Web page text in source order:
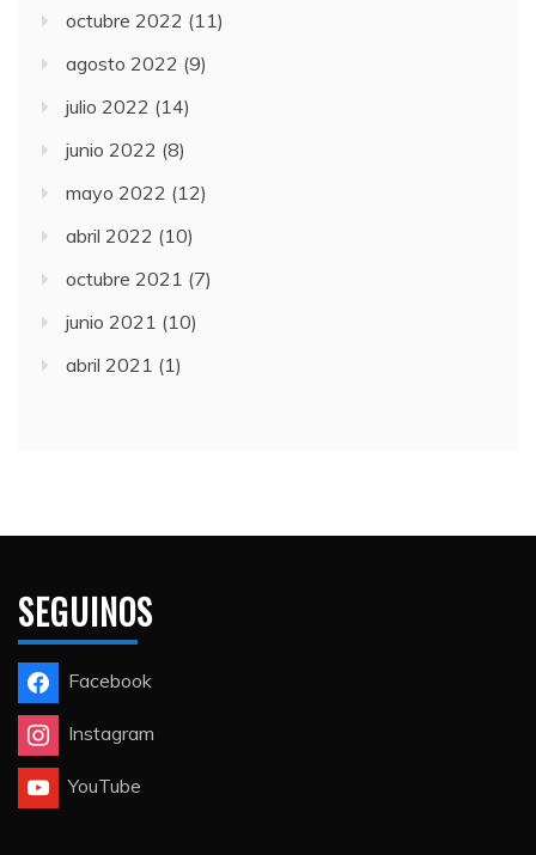
octubre 2022 (11)
agosto 2022 (9)
julio 2022 (14)
junio 2022 (8)
mayo 2022 (12)
abril 2022 (10)
octubre 2021 (7)
junio 2021 (10)
abril 2021 (1)
SEGUINOS
Facebook
Instagram
YouTube